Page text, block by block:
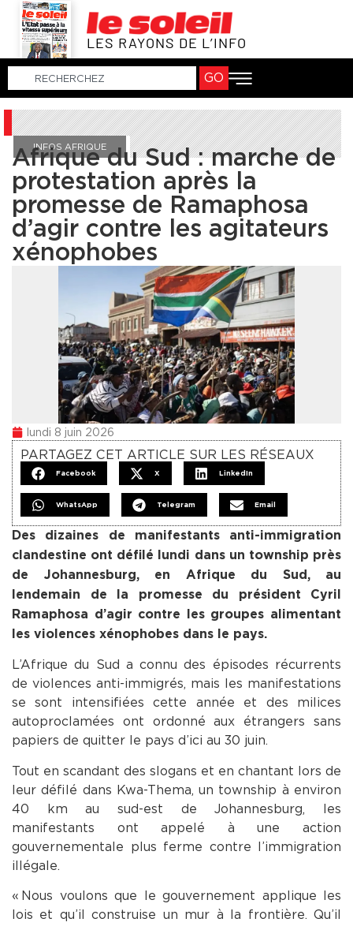
LES RAYONS DE L’INFO
GO
INFOS AFRIQUE
Afrique du Sud : marche de
protestation après la
promesse de Ramaphosa
d’agir contre les agitateurs
xénophobes
lundi 8 juin 2026
PARTAGEZ CET ARTICLE SUR LES RÉSEAUX
Facebook X LinkedIn
WhatsApp Telegram Email
Des dizaines de manifestants anti-immigration
clandestine ont défilé lundi dans un township près
de Johannesburg, en Afrique du Sud, au
lendemain de la promesse du président Cyril
Ramaphosa d’agir contre les groupes alimentant
les violences xénophobes dans le pays.
L’Afrique du Sud a connu des épisodes récurrents
de violences anti-immigrés, mais les manifestations
se sont intensifiées cette année et des milices
autoproclamées ont ordonné aux étrangers sans
papiers de quitter le pays d’ici au 30 juin.
Tout en scandant des slogans et en chantant lors de
leur défilé dans Kwa-Thema, un township à environ
40 km au sud-est de Johannesburg, les
manifestants ont appelé à une action
gouvernementale plus ferme contre l’immigration
illégale.
« Nous voulons que le gouvernement applique les
lois et qu’il construise un mur à la frontière. Qu’il